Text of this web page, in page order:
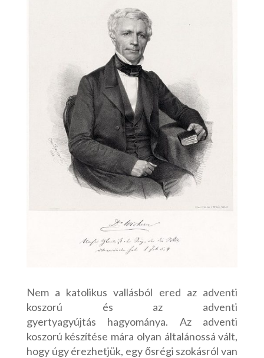
Nem a katolikus vallásból ered az adventi
koszorú és az adventi
gyertyagyújtás hagyománya. Az adventi
koszorú készítése mára olyan általánossá vált,
hogy úgy érezhetjük, egy ősrégi szokásról van